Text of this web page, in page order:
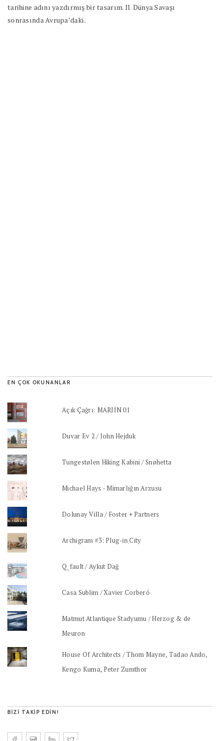
tarihine adını yazdırmış bir tasarım. II. Dünya Savaşı
sonrasında Avrupa’daki..
EN ÇOK OKUNANLAR
Açık Çağrı: MARJİN 01
Duvar Ev 2 / John Hejduk
Tungestølen Hiking Kabini / Snøhetta
Michael Hays - Mimarlığın Arzusu
Dolunay Villa / Foster + Partners
Archigram #3: Plug-in City
Q_fault / Aykut Dağ
Casa Sublim / Xavier Corberó
Matmut Atlantique Stadyumu / Herzog & de
Meuron
House Of Architects / Thom Mayne, Tadao Ando,
Kengo Kuma, Peter Zumthor
BIZI TAKIP EDIN!